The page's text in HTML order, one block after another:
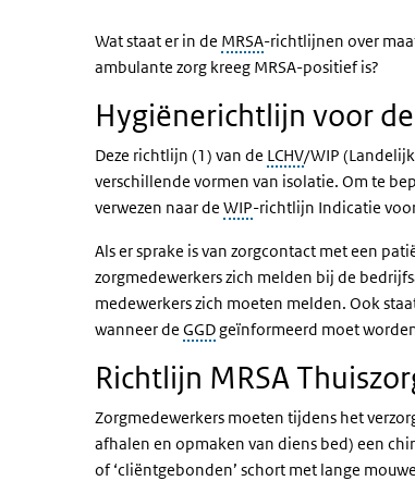
Wat staat er in de MRSA-richtlijnen over
ambulante zorg kreeg MRSA-positief is?
Hygiënerichtlijn voor
Deze richtlijn (1) van de LCHV/WIP
verschillende vormen van isolatie. Om te
verwezen naar de WIP-richtlijn Indicatie
Als er sprake is van zorgcontact met een
zorgmedewerkers zich melden bij de
medewerkers zich moeten melden. Ook
wanneer de GGDgeïnformeerd moet
Richtlijn MRSA
Zorgmedewerkers moeten tijdens het
afhalen en opmaken van diens bed) een
of ‘cliëntgebonden’ schort met lange